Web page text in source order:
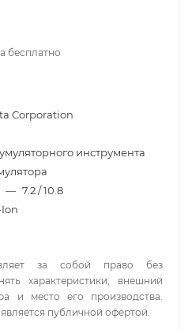
бесплатно
Corporation
инструмента
— 7.2 / 10.8
за собой право без
характеристики, внешний
и место его производства.
публичной офертой.